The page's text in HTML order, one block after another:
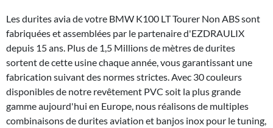
Les durites avia de votre BMW K100 LT Tourer Non ABS sont
fabriquées et assemblées par le partenaire d'EZDRAULIX
depuis 15 ans. Plus de 1,5 Millions de mètres de durites
sortent de cette usine chaque année, vous garantissant une
fabrication suivant des normes strictes. Avec 30 couleurs
disponibles de notre revêtement PVC soit la plus grande
gamme aujourd'hui en Europe, nous réalisons de multiples
combinaisons de durites aviation et banjos inox pour le tuning,